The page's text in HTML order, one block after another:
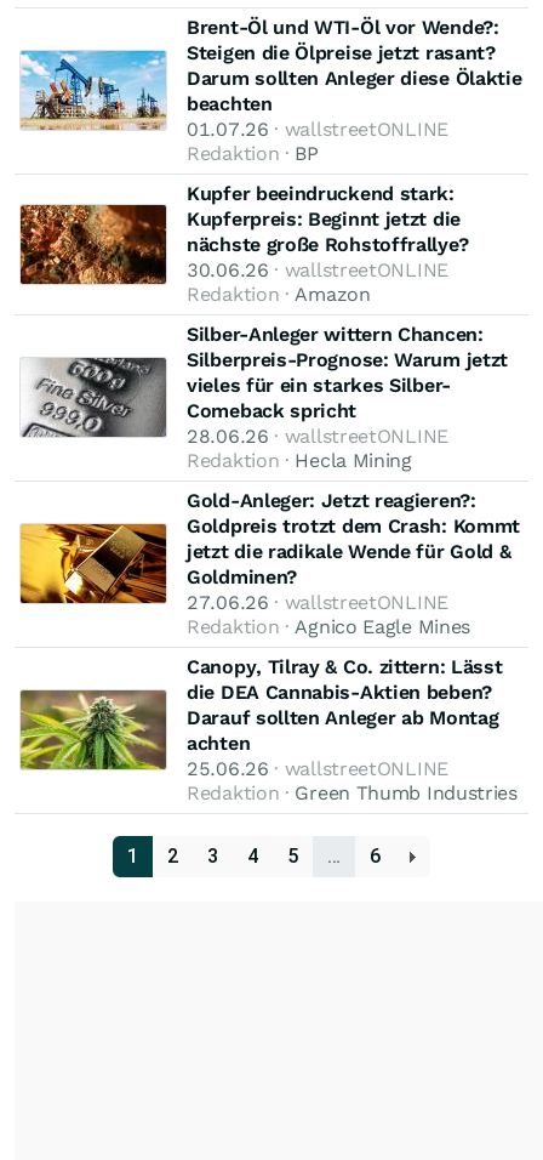
Brent-Öl und WTI-Öl vor Wende?:
Steigen die Ölpreise jetzt rasant?
Darum sollten Anleger diese Ölaktie
beachten
01.07.26 · wallstreetONLINE
Redaktion · BP
Kupfer beeindruckend stark:
Kupferpreis: Beginnt jetzt die
nächste große Rohstoffrallye?
30.06.26 · wallstreetONLINE
Redaktion · Amazon
Silber-Anleger wittern Chancen:
Silberpreis-Prognose: Warum jetzt
vieles für ein starkes Silber-
Comeback spricht
28.06.26 · wallstreetONLINE
Redaktion · Hecla Mining
Gold-Anleger: Jetzt reagieren?:
Goldpreis trotzt dem Crash: Kommt
jetzt die radikale Wende für Gold &
Goldminen?
27.06.26 · wallstreetONLINE
Redaktion · Agnico Eagle Mines
Canopy, Tilray & Co. zittern: Lässt
die DEA Cannabis-Aktien beben?
Darauf sollten Anleger ab Montag
achten
25.06.26 · wallstreetONLINE
Redaktion · Green Thumb Industries
1 2 3 4 5 … 6